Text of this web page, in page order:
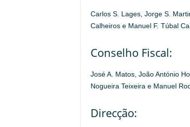
Carlos S. Lages, Jorge S.
Calheiros e Manuel F. Túbal
Conselho Fiscal:
José A. Matos, João António
Nogueira Teixeira e Manuel
Direcção: